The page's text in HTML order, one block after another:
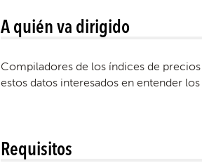
A quién va dirigido
Compiladores de los índices de
estos datos interesados en entender
Requisitos